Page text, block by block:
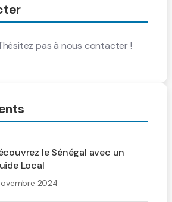
pas à nous contacter !
le Sénégal avec un
Local
2024